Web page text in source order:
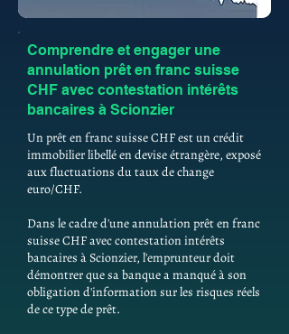
Comprendre et engager une
annulation prêt en franc suisse
CHF avec contestation intérêts
bancaires à Scionzier
Un prêt en franc suisse CHF est un crédit
immobilier libellé en devise étrangère, exposé
aux fluctuations du taux de change
euro/CHF.
Dans le cadre d'une annulation prêt en franc
suisse CHF avec contestation intérêts
bancaires à Scionzier, l'emprunteur doit
démontrer que sa banque a manqué à son
obligation d'information sur les risques réels
de ce type de prêt.